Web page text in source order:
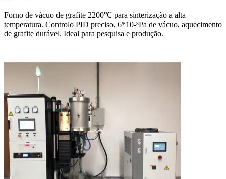
Forno de vácuo de grafite 2200℃ para sinterização a alta
temperatura. Controlo PID preciso, 6*10-³Pa de vácuo, aquecimento
de grafite durável. Ideal para pesquisa e produção.